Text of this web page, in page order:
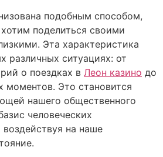
подобным способом,
поделиться своими
Эта характеристика
различных ситуациях: от
о поездках в Леон казино до
моментов. Это становится
нашего общественного
человеческих
на наше